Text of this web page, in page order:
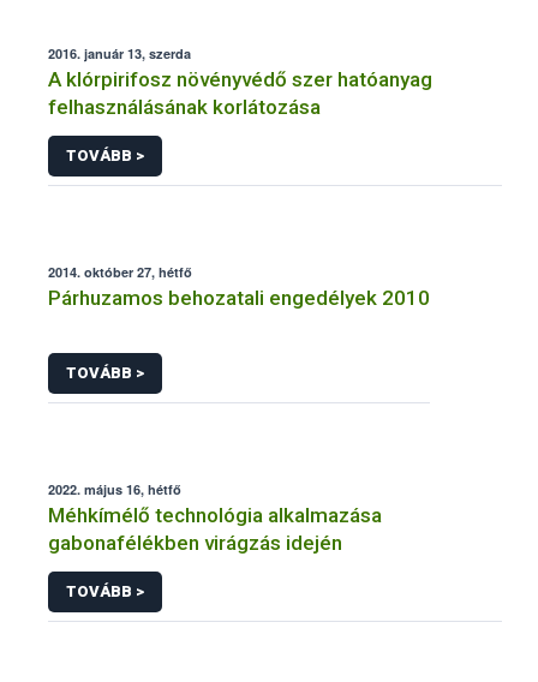
2016. január 13, szerda
A klórpirifosz növényvédő szer hatóanyag
felhasználásának korlátozása
TOVÁBB >
2014. október 27, hétfő
Párhuzamos behozatali engedélyek 2010
TOVÁBB >
2022. május 16, hétfő
Méhkímélő technológia alkalmazása
gabonafélékben virágzás idején
TOVÁBB >